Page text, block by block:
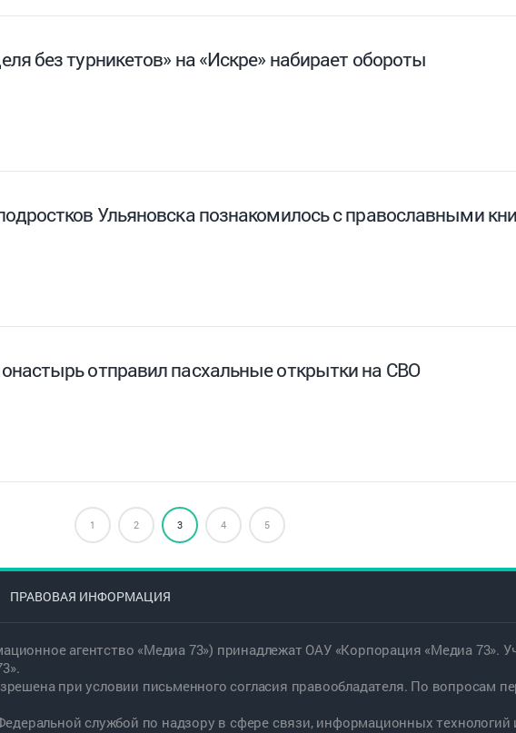
без турникетов» на «Искре» набирает обороты
Ульяновска познакомилось с православными
отправил пасхальные открытки на СВО
1 2 3 4 5
ПРАВОВАЯ ИНФОРМАЦИЯ
агентство «Медиа 73») принадлежат ОАУ «Корпорация «Медиа 73».
при условии письменного согласия правообладателя. По вопросам
службой по надзору в сфере связи, информационных